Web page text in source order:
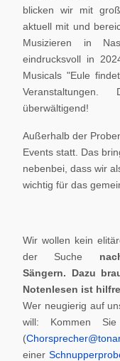
blicken wir mit
aktuell mit und
Musizieren in
eindrucksvoll in
Musicals "Eule
überwältigend!
Außerhalb der
Events statt. Das
nebenbei, dass wir
wichtig für das
Wir wollen kein
der Suche
Sängern. Dazu
Notenlesen ist
Wer neugierig auf
will: Kommen
(
einer